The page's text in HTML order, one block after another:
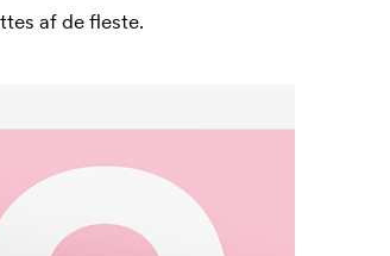
af de fleste.